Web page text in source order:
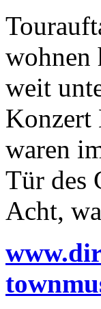
wohnen
weit
Konzert
waren
Tür des
Acht,